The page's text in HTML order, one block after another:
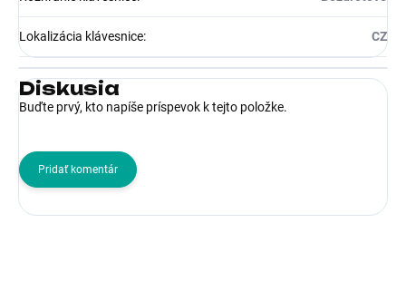
Lokalizácia klávesnice: CZ
Diskusia
Buďte prvý, kto napíše príspevok k tejto položke.
Pridať komentár